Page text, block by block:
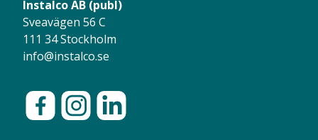
Instalco AB (publ)
Sveavägen 56 C
111 34 Stockholm
info@instalco.se